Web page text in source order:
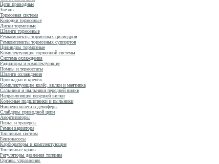
Цепи приводные
Звёзды
Тормозная система
Колодки тормозные
Диски тормозные
Шланги тормозные
Ремкомплекты тормозных цилиндров
Ремкомплекты тормозных суппортов
Цилиндры тормозные
Комплектующие тормозной системы
Система охлаждения
Радиаторы и комплектующие
Помпы и термостаты
Шланги охлаждения
Прокладки и крепёж
Комплектующие колёс, вилки и маятника
Сальники и пыльники передней вилки
Направляющие передней вилки
Колёсные подшипники и пыльники
Ниппели колеса и демпферы
Слайдеры приводной цепи
Амортизаторы
Перья и траверсы
Ремни вариатора
Топливная система
Бензонасосы
Карбюраторы и комплектующие
Топливные краны
Регуляторы давления топлива
Органы управления